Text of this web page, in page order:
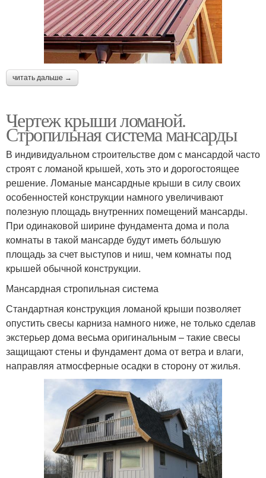
читать дальше →
Чертеж крыши ломаной.
Стропильная система мансарды
В индивидуальном строительстве дом с мансардой часто
строят с ломаной крышей, хоть это и дорогостоящее
решение. Ломаные мансардные крыши в силу своих
особенностей конструкции намного увеличивают
полезную площадь внутренних помещений мансарды.
При одинаковой ширине фундамента дома и пола
комнаты в такой мансарде будут иметь бо́льшую
площадь за счет выступов и ниш, чем комнаты под
крышей обычной конструкции.
Мансардная стропильная система
Стандартная конструкция ломаной крыши позволяет
опустить свесы карниза намного ниже, не только сделав
экстерьер дома весьма оригинальным – такие свесы
защищают стены и фундамент дома от ветра и влаги,
направляя атмосферные осадки в сторону от жилья.